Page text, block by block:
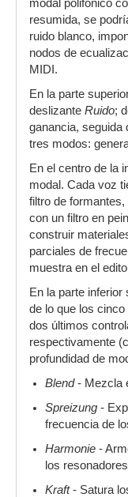
modal polifónico
resumida, se
ruido blanco,
nodos de
MIDI.
En la parte
deslizante Ruido;
ganancia, seguida
tres modos:
En el centro de la
modal. Cada voz
filtro de
con un filtro en
construir
parciales de
muestra en el
En la parte
de lo que los
dos últimos
respectivamente
profundidad de
Blend- Mezcla
Spreizung -
frecuencia de
Harmonie -
los resonadores
Kraft- Satura